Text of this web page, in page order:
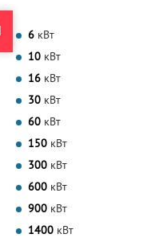
6 кВт
10 кВт
16 кВт
30 кВт
60 кВт
150 кВт
300 кВт
600 кВт
900 кВт
1400 кВт